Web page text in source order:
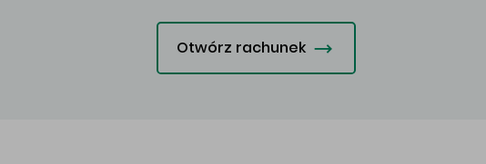
Otwórz rachunek